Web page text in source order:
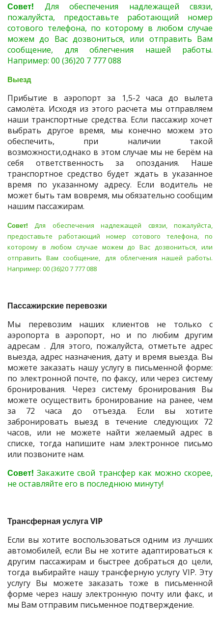
Совет! Для обеспечения надлежащей связи,
пожалуйста, предоставьте работающий номер
сотового телефона, по которому в любом случае
можем до Вас дозвониться, или отправить Вам
сообщение, для облегчения нашей работы.
Например: 00 (36)20 7 777 088
Выезд
Прибытие в аэропорт за 1,5-2 часа до вылета
самолёта. Исходя из этого расчета мы отправляем
наши транспортные средства. Если пассажир хочет
выбрать другое время, мы конечно можем это
обеспечить, при наличии такой
возможности,однако в этом случае мы не берём на
себя ответственность за опоздания. Наше
транспортное средство будет ждать в указанное
время по указанному адресу. Если водитель не
может быть там вовремя, мы обязательно сообщим
нашим пассажирам.
Совет!Для обеспечения надлежащей связи, пожалуйста,
предоставьте работающий номер сотового телефона, по
которому в любом случае можем до Вас дозвониться, или
отправить Вам сообщение, для облегчения нашей работы.
Например: 00 (36)20 7 777 088
Пассажирские перевозки
Мы перевозим наших клиентов не только с
аэропорта в аэропорт, но и по любим другим
адресам . Для этого, пожалуйста, отметьте адрес
выезда, адрес назначения, дату и время выезда. Вы
можете заказать нашу услугу в письменной форме:
по электронной почте, по факсу, или через систему
бронирования. Через систему бронирования Вы
можете осуществить бронирование на ранее, чем
за 72 часа до отъезда. Если вы хотите
забронировать выезд в течение следующих 72
часов, или не можете найти желаемый адрес в
списке, тогда напишите нам электронное письмо
или позвоните нам.
Совет!Закажите свой трансфер как можно скорее,
не оставляйте его в последнюю минуту!
Трансферная услуга VIP
Если вы хотите воспользоваться одним из лучших
автомобилей, если Вы не хотите адаптироваться к
другим пассажирам и быстрее добраться до цели,
тогда выбирайте нашу трансферную услугу VIP. Эту
услугу Вы можете заказать тоже в письменной
форме через нашу электронную почту или факс, и
мы Вам отправим письменное подтверждение.